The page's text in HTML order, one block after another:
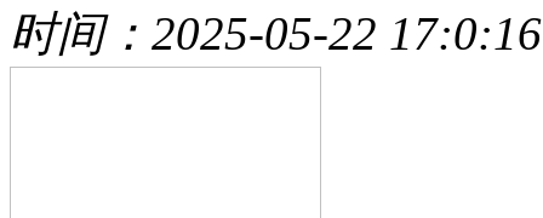
时间：2025-05-22 17:0:16